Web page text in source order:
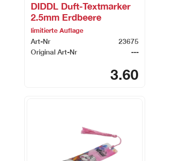
DIDDL Duft-Textmarker
2.5mm Erdbeere
limitierte Auflage
Art-Nr
23675
Original Art-Nr
---
3.60